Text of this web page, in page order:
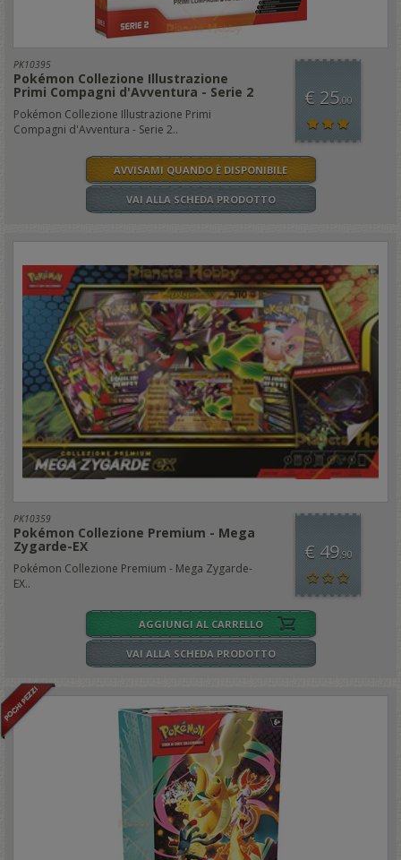
PK10395
Pokémon Collezione Illustrazione
Primi Compagni d'Avventura - Serie 2
Pokémon Collezione Illustrazione Primi
Compagni d'Avventura - Serie 2..
€ 25,00
AVVISAMI QUANDO È DISPONIBILE
VAI ALLA SCHEDA PRODOTTO
PK10359
Pokémon Collezione Premium - Mega
Zygarde-EX
Pokémon Collezione Premium - Mega Zygarde-
EX..
€ 49,90
AGGIUNGI AL CARRELLO
VAI ALLA SCHEDA PRODOTTO